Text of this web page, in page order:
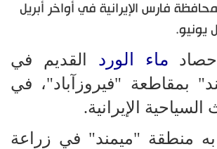
فارس الإيرانية في أواخر أبريل
يونيو.
ماء الورد القديم في
بمقاطعة "فيروزآباد"، في
السياحية الإيرانية.
به منطقة "ميمند" في زراعة